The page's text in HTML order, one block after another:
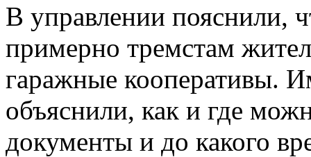
В управлении пояснили,
примерно тремстам
гаражные кооперативы.
объяснили, как и где
документы и до какого